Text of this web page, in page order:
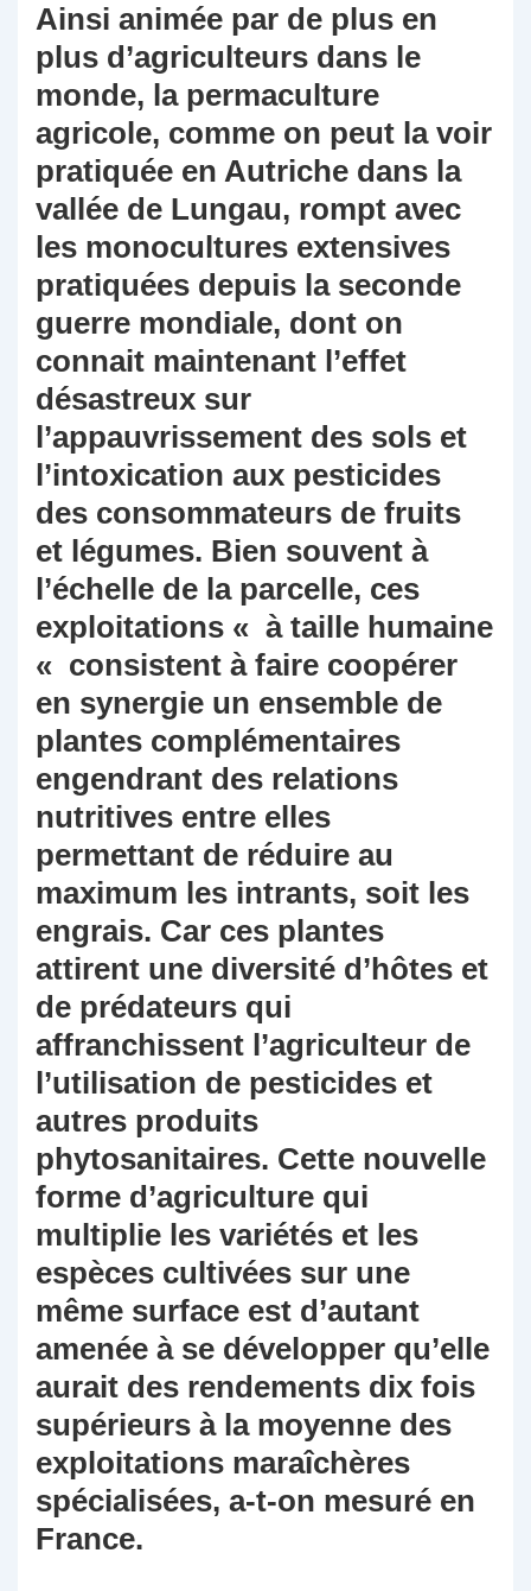
Ainsi animée par de plus en
plus d’agriculteurs dans le
monde, la permaculture
agricole, comme on peut la voir
pratiquée en Autriche dans la
vallée de Lungau, rompt avec
les monocultures extensives
pratiquées depuis la seconde
guerre mondiale, dont on
connait maintenant l’effet
désastreux sur
l’appauvrissement des sols et
l’intoxication aux pesticides
des consommateurs de fruits
et légumes. Bien souvent à
l’échelle de la parcelle, ces
exploitations « à taille humaine
« consistent à faire coopérer
en synergie un ensemble de
plantes complémentaires
engendrant des relations
nutritives entre elles
permettant de réduire au
maximum les intrants, soit les
engrais. Car ces plantes
attirent une diversité d’hôtes et
de prédateurs qui
affranchissent l’agriculteur de
l’utilisation de pesticides et
autres produits
phytosanitaires. Cette nouvelle
forme d’agriculture qui
multiplie les variétés et les
espèces cultivées sur une
même surface est d’autant
amenée à se développer qu’elle
aurait des rendements dix fois
supérieurs à la moyenne des
exploitations maraîchères
spécialisées, a-t-on mesuré en
France.